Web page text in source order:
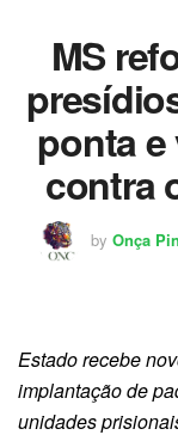
MS
ponta
contra
by Onça
Estado recebe
implantação de
unidades